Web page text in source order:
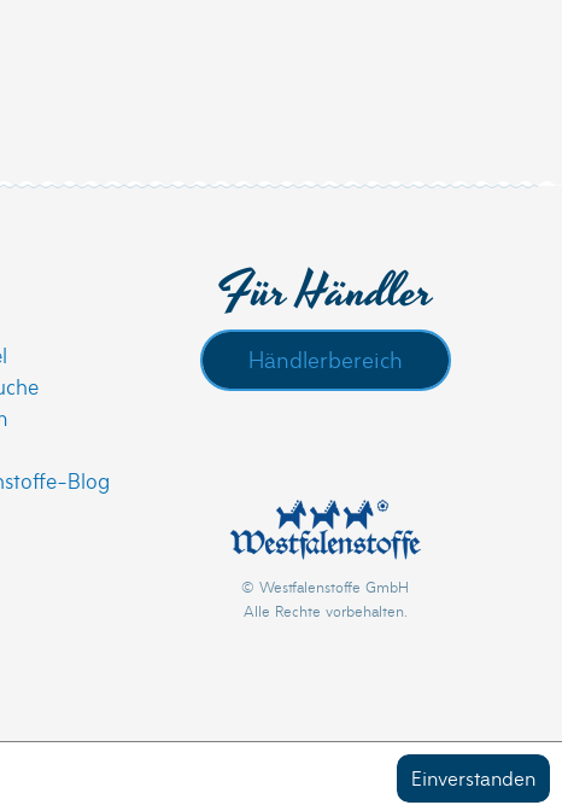
Blog
Für Händler
Händlerbereich
© Westfalenstoffe GmbH
Alle Rechte vorbehalten.
Einverstanden